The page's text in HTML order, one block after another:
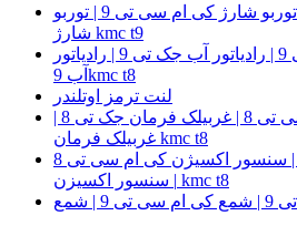
توربو شارژ جک تی 9 | توربو شارژ کی ام سی تی 9 | توربو
شارژ kmc t9
رادیاتور آب کی ام سی تی 9 | رادیاتور آب جک تی 9 | رادیاتور
آب 9kmc t8
لنت ترمز اوتلندر
غربیلک فرمان کی ام سی تی 8 | غربیلک فرمان جک تی 8 |
غربیلک فرمان kmc t8
سنسور اکسیژن جک تی 8 | سنسور اکسیژن کی ام سی تی 8
| سنسور اکسیزن kmc t8